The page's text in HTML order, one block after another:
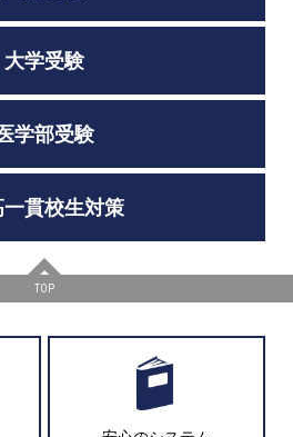
大学受験
学部受験
一貫校生対策
TOP